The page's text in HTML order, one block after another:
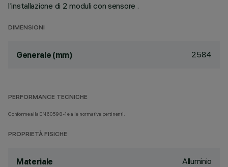
l'installazione di 2 moduli con sensore .
DIMENSIONI
Generale (mm) 2584
PERFORMANCE TECNICHE
Conforme alla EN60598-1 e alle normative pertinenti.
PROPRIETÀ FISICHE
Materiale Alluminio